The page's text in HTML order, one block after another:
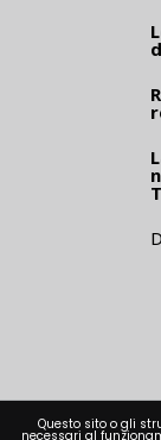
Questo sito o gli
necessari al